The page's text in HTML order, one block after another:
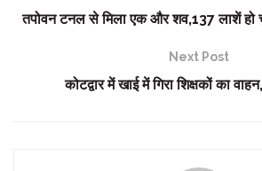
तपोवन टनल से मिला एक और शव,137 लाशें हो
Next Post
कोटद्वार में खाई में गिरा शिक्षकों का